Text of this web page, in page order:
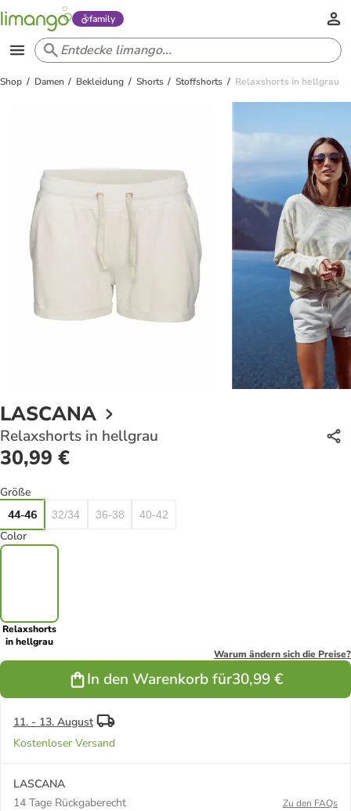
family
Shop Damen Bekleidung Shorts Stoffshorts Relaxshorts in hellgrau
LASCANA
Relaxshorts in hellgrau
30,99 €
Größe
44-46 32/34 36-38 40-42
Color
Relaxshorts
in hellgrau
Warum ändern sich die Preise?
In den Warenkorb für30,99 €
11. - 13. August
Kostenloser Versand
LASCANA
14 Tage Rückgaberecht
Zu den FAQs